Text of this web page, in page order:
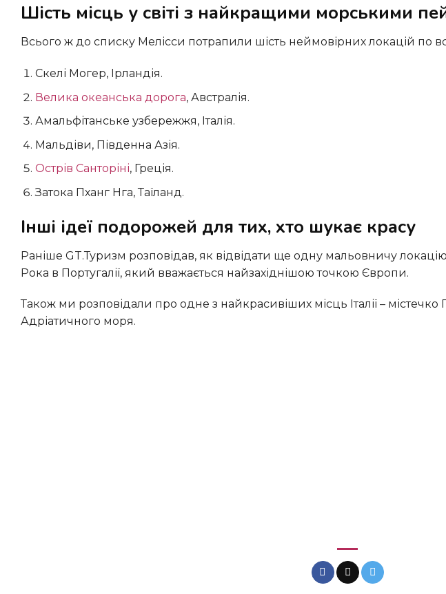
Шість місць у світі з найкращими морськими
Всього ж до списку Мелісси потрапили шість неймовірних локацій по
Скелі Могер, Ірландія.
Велика океанська дорога, Австралія.
Амальфітанське узбережжя, Італія.
Мальдіви, Південна Азія.
Острів Санторіні, Греція.
Затока Пханг Нга, Таїланд.
Інші ідеї подорожей для тих, хто шукає красу
Раніше GT.Туризм розповідав, як відвідати ще одну мальовничу локацію на березі Атлантичного океану – мис
Рока в Португалії, який вважається найзахіднішою точкою Європи.
Також ми розповідали про одне з найкрасивіших місць Італії – містечко Поліньяно-а-Маре на березі
Адріатичного моря.